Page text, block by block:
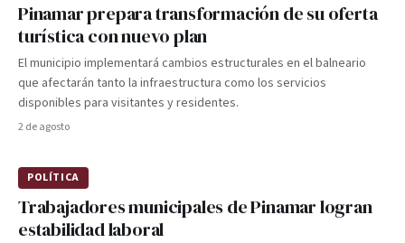
Pinamar prepara transformación de su oferta
turística con nuevo plan
El municipio implementará cambios estructurales en el balneario
que afectarán tanto la infraestructura como los servicios
disponibles para visitantes y residentes.
2 de agosto
POLÍTICA
Trabajadores municipales de Pinamar logran
estabilidad laboral